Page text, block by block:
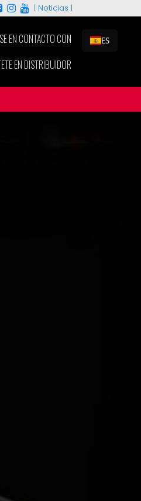
ES
| Noticias |
EN CONTACTO CON
EN DISTRIBUIDOR